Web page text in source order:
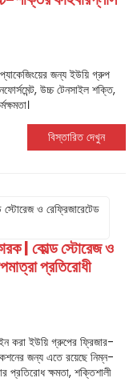
প্যাকেজিংয়ের জন্য ইউয়ি গ্রুপ
উচ্চ টেনসাইল শক্তি,
বিস্তারিত দেখুন
| কোল্ড স্টোরেজ ও
প্রতিরোধী
করা ইউয়ি গ্রুপের ফ্রিজার-
জন্য এতে রয়েছে নিম্ন-
প্রতিরোধ ক্ষমতা, শক্তিশালী